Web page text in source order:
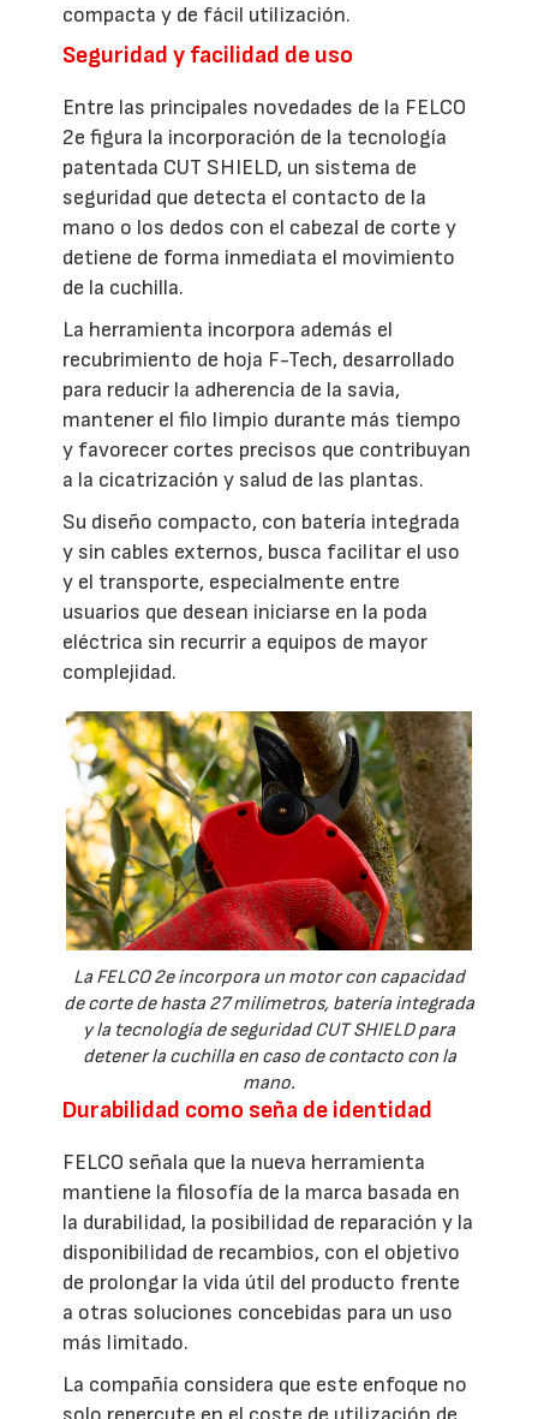
compacta y de fácil utilización.
Seguridad y facilidad de uso
Entre las principales novedades de la FELCO
2e figura la incorporación de la tecnología
patentada CUT SHIELD, un sistema de
seguridad que detecta el contacto de la
mano o los dedos con el cabezal de corte y
detiene de forma inmediata el movimiento
de la cuchilla.
La herramienta incorpora además el
recubrimiento de hoja F-Tech, desarrollado
para reducir la adherencia de la savia,
mantener el filo limpio durante más tiempo
y favorecer cortes precisos que contribuyan
a la cicatrización y salud de las plantas.
Su diseño compacto, con batería integrada
y sin cables externos, busca facilitar el uso
y el transporte, especialmente entre
usuarios que desean iniciarse en la poda
eléctrica sin recurrir a equipos de mayor
complejidad.
La FELCO 2e incorpora un motor con capacidad
de corte de hasta 27 milímetros, batería integrada
y la tecnología de seguridad CUT SHIELD para
detener la cuchilla en caso de contacto con la
mano.
Durabilidad como seña de identidad
FELCO señala que la nueva herramienta
mantiene la filosofía de la marca basada en
la durabilidad, la posibilidad de reparación y la
disponibilidad de recambios, con el objetivo
de prolongar la vida útil del producto frente
a otras soluciones concebidas para un uso
más limitado.
La compañía considera que este enfoque no